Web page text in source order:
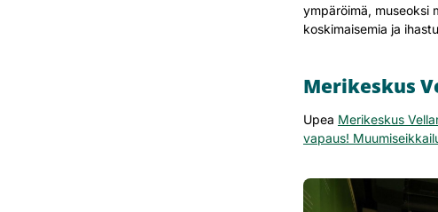
ympäröimä, museoksi
koskimaisemia ja
Merikeskus
Upea Merikeskus
vapaus!